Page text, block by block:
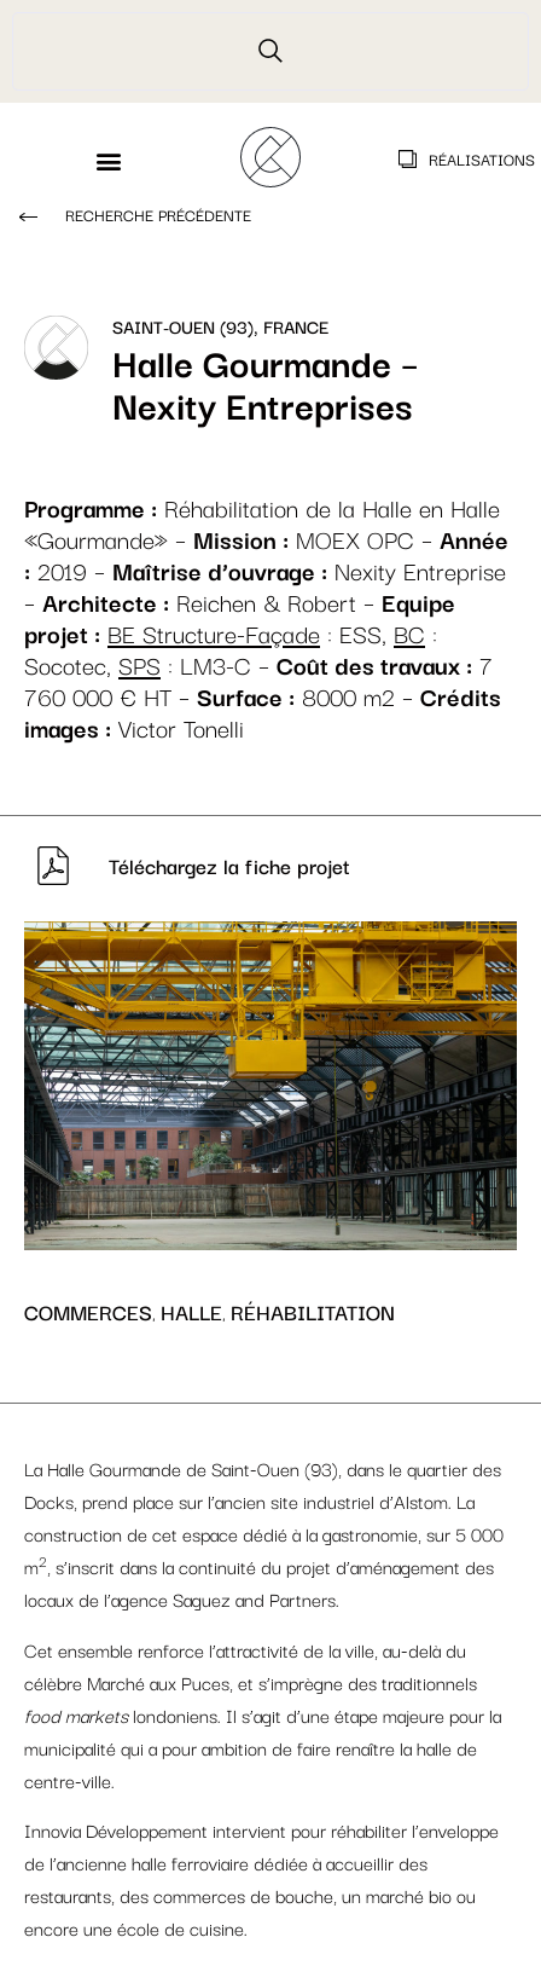
RECHERCHE PRÉCÉDENTE
RÉALISATIONS
SAINT-OUEN (93), FRANCE
Halle Gourmande –
Nexity Entreprises
Programme : Réhabilitation de la Halle en Halle
«Gourmande» – Mission : MOEX OPC – Année
: 2019 – Maîtrise d’ouvrage : Nexity Entreprise
– Architecte : Reichen & Robert – Equipe
projet : BE Structure-Façade : ESS, BC :
Socotec, SPS : LM3-C – Coût des travaux : 7
760 000 € HT – Surface : 8000 m2 – Crédits
images : Victor Tonelli
Téléchargez la fiche projet
COMMERCES, HALLE, RÉHABILITATION
La Halle Gourmande de Saint-Ouen (93), dans le quartier des
Docks, prend place sur l’ancien site industriel d’Alstom. La
construction de cet espace dédié à la gastronomie, sur 5 000
m2, s’inscrit dans la continuité du projet d’aménagement des
locaux de l’agence Saguez and Partners.
Cet ensemble renforce l’attractivité de la ville, au-delà du
célèbre Marché aux Puces, et s’imprègne des traditionnels
food marketslondoniens. Il s’agit d’une étape majeure pour la
municipalité qui a pour ambition de faire renaître la halle de
centre-ville.
Innovia Développement intervient pour réhabiliter l’enveloppe
de l’ancienne halle ferroviaire dédiée à accueillir des
restaurants, des commerces de bouche, un marché bio ou
encore une école de cuisine.